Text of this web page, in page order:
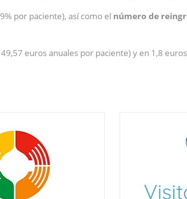
por paciente), así como el número de
euros anuales por paciente) y en 1,8